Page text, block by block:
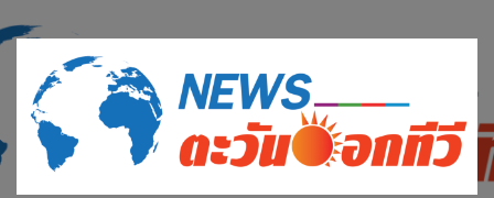
to
content